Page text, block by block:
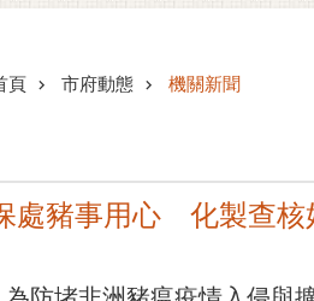
頁 市府動態 機關新聞
處豬事用心 化製查核